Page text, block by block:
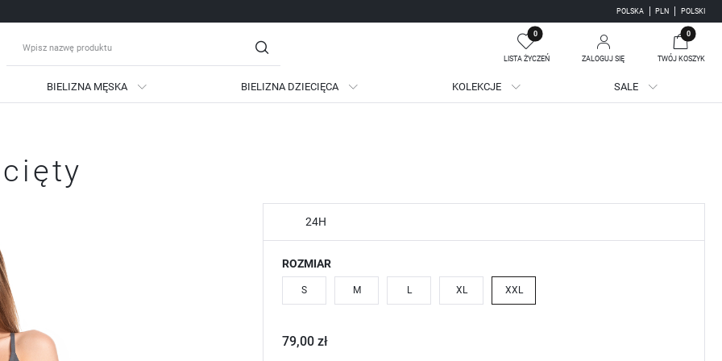
POLSKA PLN POLSKI
0
LISTA ŻYCZEŃ ZALOGUJ SIĘ
się
SIĘ
podgląd historii zakupów
brak konieczności wprowadzania swoich danych przy kolejnych zakupach
możliwość otrzymania rabatów i kuponów promocyjnych
0
TWÓJ KOSZYK
Twój koszyk jest pusty
BIELIZNA MĘSKA BIELIZNA DZIECIĘCA KOLEKCJE SALE
24H
ROZMIAR
S M L XL XXL
79,00 zł